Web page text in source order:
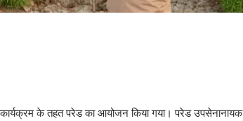
कार्यक्रम के तहत परेड का आयोजन किया गया। परेड उपसेनानायक